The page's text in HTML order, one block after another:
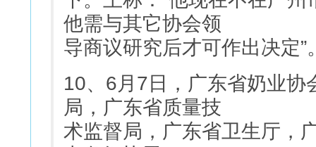
他需与其它协会领
导商议研究后才可作出决定”
10、6月7日，广东省奶业协
局，广东省质量技
术监督局，广东省卫生厅，